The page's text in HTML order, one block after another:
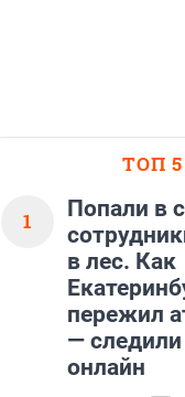
ТОП 5
1
Попали в
в лес. Как
пережил
—
онлайн